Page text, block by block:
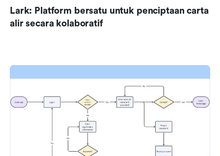
Lark: Platform bersatu untuk penciptaan carta
alir secara kolaboratif